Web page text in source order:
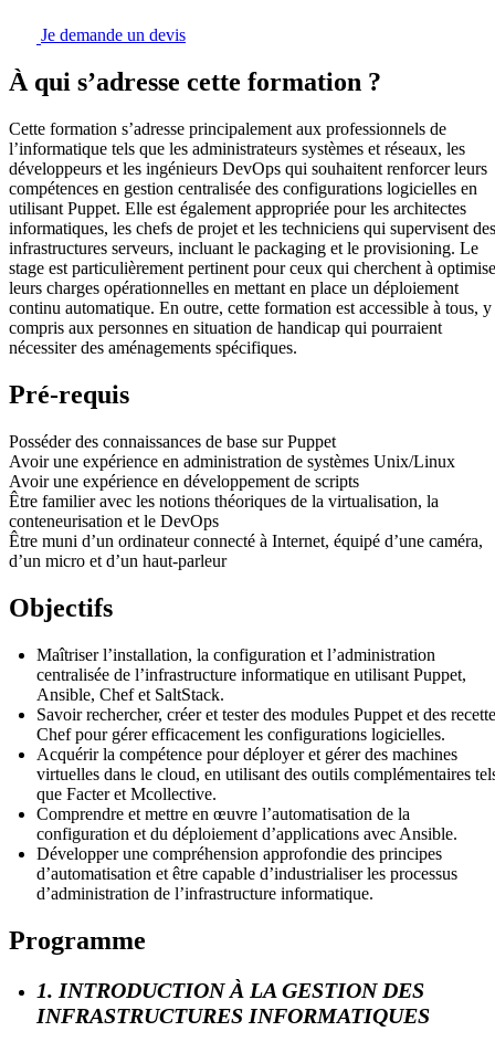
Je demande un devis
À qui s’adresse cette formation ?
Cette formation s’adresse principalement aux professionnels de
l’informatique tels que les administrateurs systèmes et réseaux, les
développeurs et les ingénieurs DevOps qui souhaitent renforcer leurs
compétences en gestion centralisée des configurations logicielles en
utilisant Puppet. Elle est également appropriée pour les architectes
informatiques, les chefs de projet et les techniciens qui supervisent des
infrastructures serveurs, incluant le packaging et le provisioning. Le
stage est particulièrement pertinent pour ceux qui cherchent à
leurs charges opérationnelles en mettant en place un déploiement
continu automatique. En outre, cette formation est accessible à tous, y
compris aux personnes en situation de handicap qui pourraient
nécessiter des aménagements spécifiques.
Pré-requis
Posséder des connaissances de base sur Puppet
Avoir une expérience en administration de systèmes Unix/Linux
Avoir une expérience en développement de scripts
Être familier avec les notions théoriques de la virtualisation, la
conteneurisation et le DevOps
Être muni d’un ordinateur connecté à Internet, équipé d’une caméra,
d’un micro et d’un haut-parleur
Objectifs
Maîtriser l’installation, la configuration et l’administration
centralisée de l’infrastructure informatique en utilisant Puppet,
Ansible, Chef et SaltStack.
Savoir rechercher, créer et tester des modules Puppet et des
Chef pour gérer efficacement les configurations logicielles.
Acquérir la compétence pour déployer et gérer des machines
virtuelles dans le cloud, en utilisant des outils complémentaires
que Facter et Mcollective.
Comprendre et mettre en œuvre l’automatisation de la
configuration et du déploiement d’applications avec Ansible.
Développer une compréhension approfondie des principes
d’automatisation et être capable d’industrialiser les processus
d’administration de l’infrastructure informatique.
Programme
1. INTRODUCTION À LA GESTION DES
INFRASTRUCTURES INFORMATIQUES